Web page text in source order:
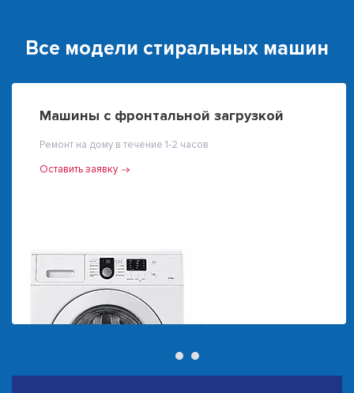
Все модели стиральных машин
Машины с фронтальной загрузкой
Ремонт на дому в течение 1-2 часов
Оставить заявку